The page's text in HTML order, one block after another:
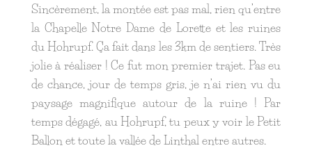
Sincèrement, la montée est pas mal, rien qu’entre
la Chapelle Notre Dame de Lorette et les ruines
du Hohrupf. Ça fait dans les 3km de sentiers. Très
jolie à réaliser ! Ce fut mon premier trajet. Pas eu
de chance, jour de temps gris, je n’ai rien vu du
paysage magnifique autour de la ruine ! Par
temps dégagé, au Hohrupf, tu peux y voir le Petit
Ballon et toute la vallée de Linthal entre autres.